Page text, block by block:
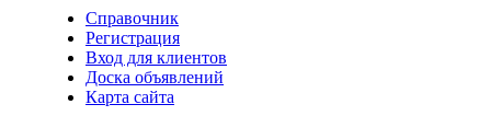
Справочник
Регистрация
Вход для клиентов
Доска объявлений
Карта сайта